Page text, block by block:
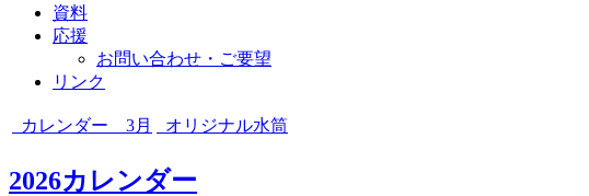
資料
応援
お問い合わせ・ご要望
リンク
カレンダー 3月 オリジナル水筒
2026カレンダー